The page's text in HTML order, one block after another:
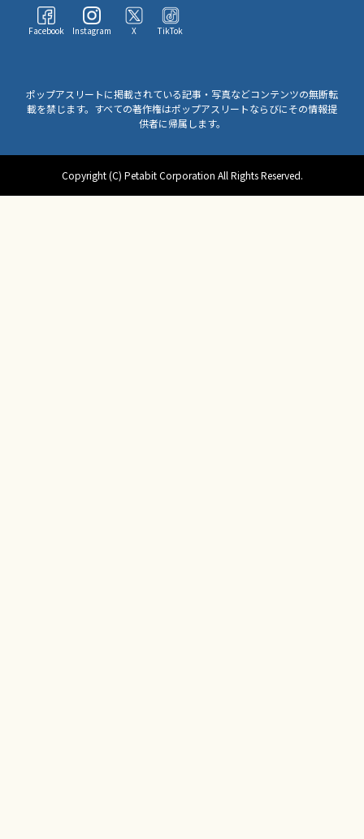
Facebook Instagram X TikTok
ポップアスリートに掲載されている記事・写真などコンテンツの無断転
載を禁じます。すべての著作権はポップアスリートならびにその情報提
供者に帰属します。
Copyright (C) Petabit Corporation All Rights Reserved.